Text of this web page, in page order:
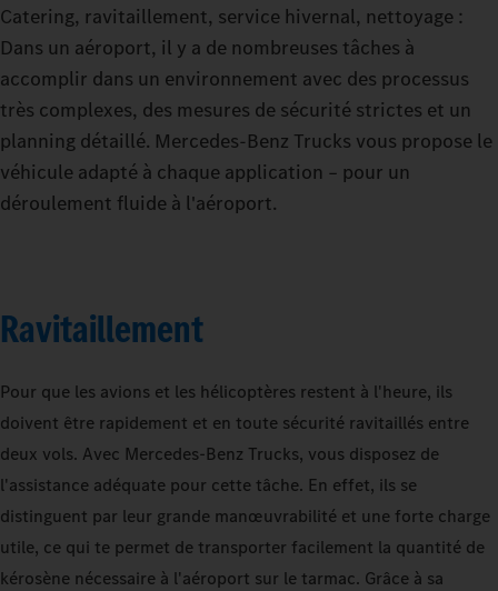
Catering, ravitaillement, service hivernal, nettoyage :
Dans un aéroport, il y a de nombreuses tâches à
accomplir dans un environnement avec des processus
très complexes, des mesures de sécurité strictes et un
planning détaillé. Mercedes‑Benz Trucks vous propose le
véhicule adapté à chaque application – pour un
déroulement fluide à l'aéroport.
Ravitaillement
Pour que les avions et les hélicoptères restent à l'heure, ils
doivent être rapidement et en toute sécurité ravitaillés entre
deux vols. Avec Mercedes‑Benz Trucks, vous disposez de
l'assistance adéquate pour cette tâche. En effet, ils se
distinguent par leur grande manœuvrabilité et une forte charge
utile, ce qui te permet de transporter facilement la quantité de
kérosène nécessaire à l'aéroport sur le tarmac. Grâce à sa